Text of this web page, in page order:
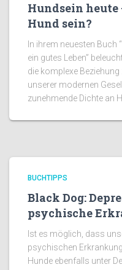
Hundsein heute
Hund sein?
In ihrem neuesten Buch
ein gutes Leben”
die komplexe
unserer modernen
zunehmende Dichte an
BUCHTIPPS
Black Dog:
psychische
Ist es möglich, dass
psychischen
Hunde ebenfalls unter